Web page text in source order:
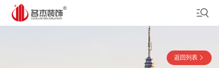
返回列表